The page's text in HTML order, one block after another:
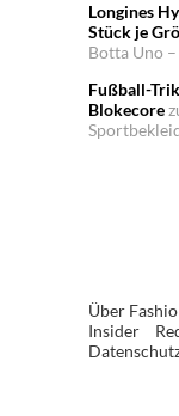
Longines
Stück je
Botta Uno
Fußball-
Blokecore
Über
Insider